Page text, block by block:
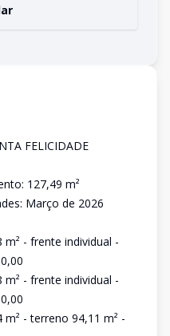
FELICIDADE
127,49 m²
Março de 2026
- frente individual -
- frente individual -
- terreno 94,11 m² -